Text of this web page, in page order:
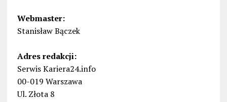
Webmaster:
Stanisław Bączek
Adres redakcji:
Serwis Kariera24.info
00-019 Warszawa
Ul. Złota 8